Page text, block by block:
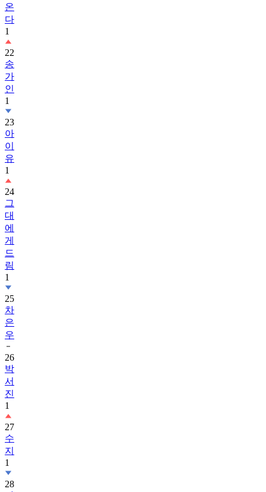
온
다
1
22
송
가
인
1
23
아
이
유
1
24
그
대
에
게
드
림
1
25
차
은
우
26
박
서
진
1
27
수
지
1
28